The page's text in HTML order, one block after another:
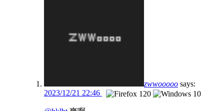
zwwooooo says:
2023/12/21 22:46